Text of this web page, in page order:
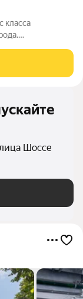
класса
17,17 и 16,22
Шоссе